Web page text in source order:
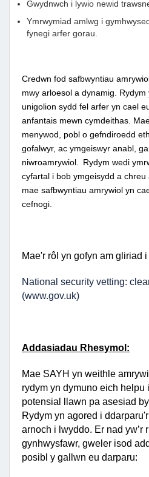
Gwydnwch i lywio newid
Ymrwymiad amlwg i
fynegi arfer gorau.
Credwn fod safbwyntiau
mwy arloesol a dynamig.
Rydym
unigolion sydd fel arfer yn cael
anfantais mewn cymdeithas.
menywod, pobl o gefndiroedd
gofalwyr, ac ymgeiswyr anabl,
niwroamrywiol.
Rydym wedi
cyfartal i bob ymgeisydd a
mae safbwyntiau amrywiol yn
cefnogi.
Mae'r rôl yn gofyn am gliriad i
National security vetting:
(www.gov.uk)
Addasiadau Rhesymol:
Mae SAYH yn weithle
rydym yn dymuno eich helpu
potensial llawn pa asesiad
Rydym yn agored i
arnoch i lwyddo. Er nad yw’r
gynhwysfawr, gweler isod
posibl y gallwn eu darparu: